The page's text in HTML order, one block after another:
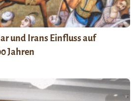
und Irans Einfluss auf
Jahren